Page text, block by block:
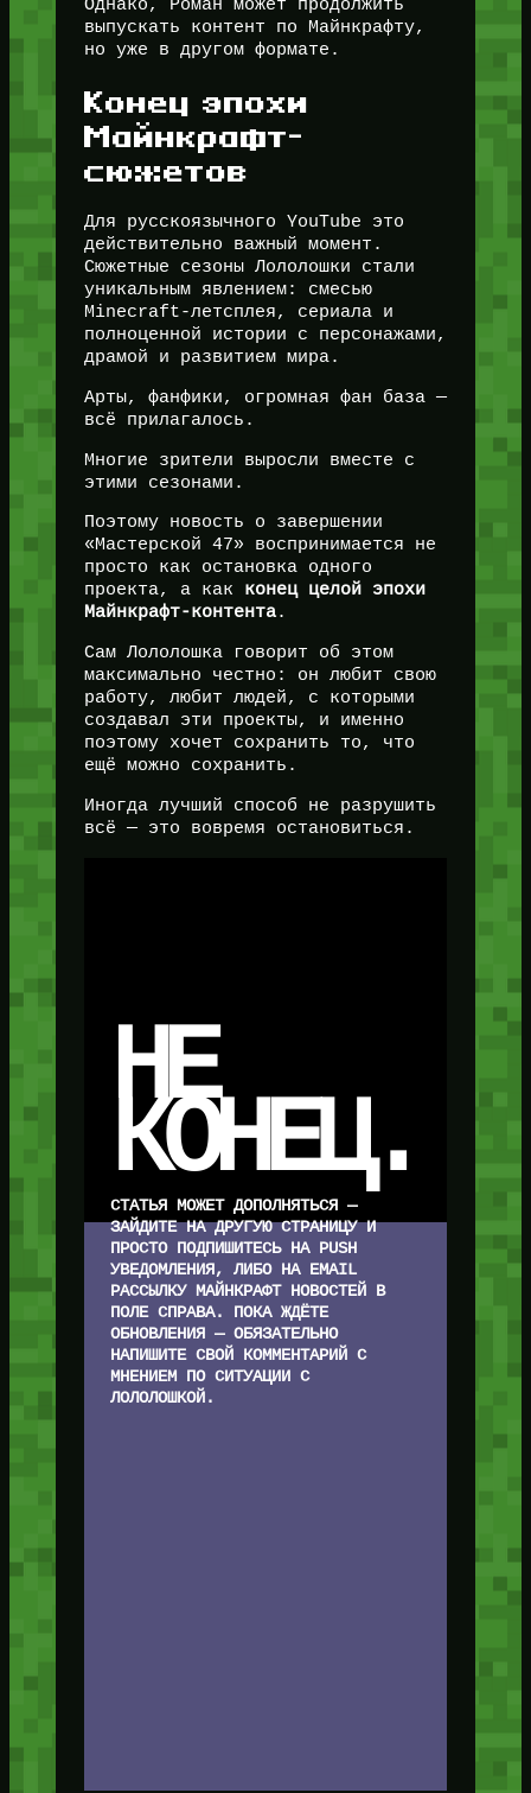
Однако, Роман может продолжить
выпускать контент по Майнкрафту,
но уже в другом формате.
Конец эпохи
Майнкрафт-
сюжетов
Для русскоязычного YouTube это
действительно важный момент.
Сюжетные сезоны Лололошки стали
уникальным явлением: смесью
Minecraft-летсплея, сериала и
полноценной истории с персонажами,
драмой и развитием мира.
Арты, фанфики, огромная фан база —
всё прилагалось.
Многие зрители выросли вместе с
этими сезонами.
Поэтому новость о завершении
«Мастерской 47» воспринимается не
просто как остановка одного
проекта, а как конец целой эпохи
Майнкрафт-контента.
Сам Лололошка говорит об этом
максимально честно: он любит свою
работу, любит людей, с которыми
создавал эти проекты, и именно
поэтому хочет сохранить то, что
ещё можно сохранить.
Иногда лучший способ не разрушить
всё — это вовремя остановиться.
НЕ
КОНЕЦ.
СТАТЬЯ МОЖЕТ ДОПОЛНЯТЬСЯ —
ЗАЙДИТЕ НА ДРУГУЮ СТРАНИЦУ И
ПРОСТО ПОДПИШИТЕСЬ НА PUSH
УВЕДОМЛЕНИЯ, ЛИБО НА EMAIL
РАССЫЛКУ МАЙНКРАФТ НОВОСТЕЙ В
ПОЛЕ СПРАВА. ПОКА ЖДЁТЕ
ОБНОВЛЕНИЯ — ОБЯЗАТЕЛЬНО
НАПИШИТЕ СВОЙ КОММЕНТАРИЙ С
МНЕНИЕМ ПО СИТУАЦИИ С
ЛОЛОЛОШКОЙ.